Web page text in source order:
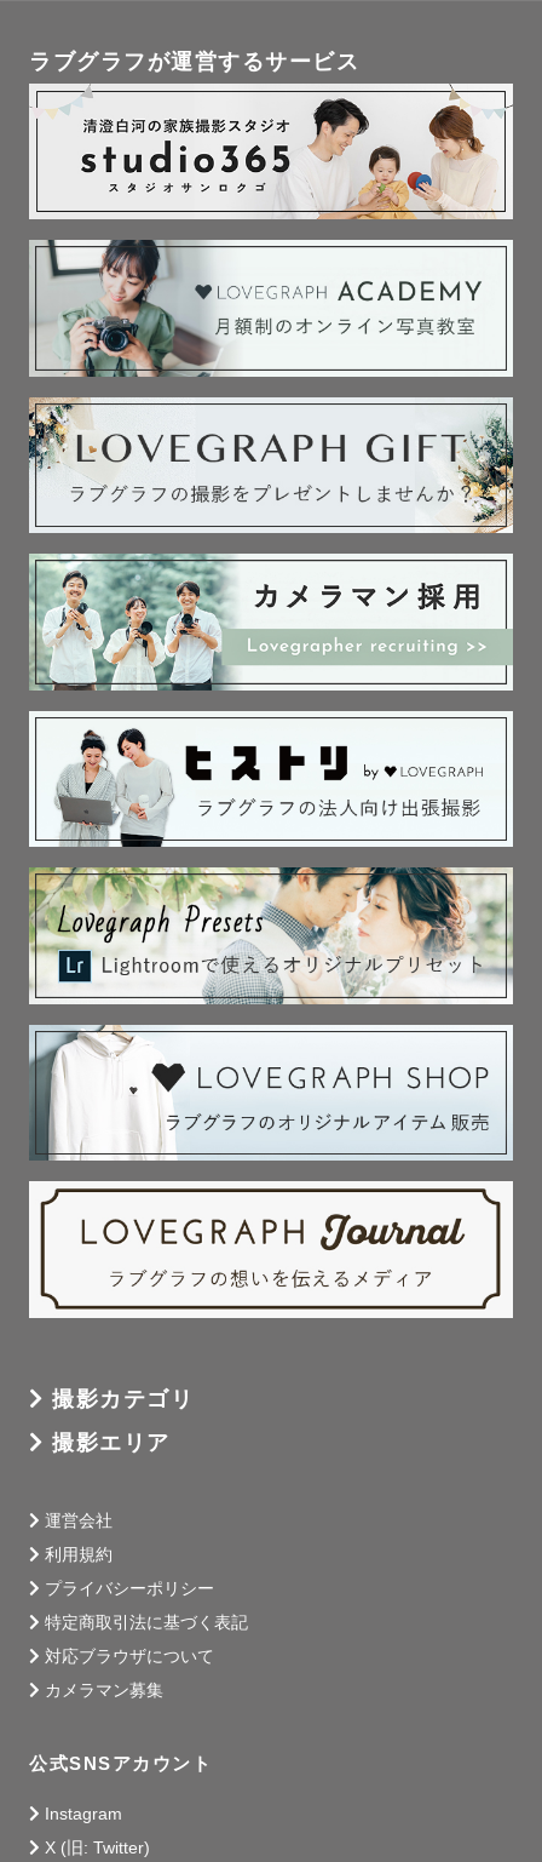
ラブグラフが運営するサービス
撮影カテゴリ
撮影エリア
運営会社
利用規約
プライバシーポリシー
特定商取引法に基づく表記
対応ブラウザについて
カメラマン募集
公式SNSアカウント
Instagram
X (旧: Twitter)